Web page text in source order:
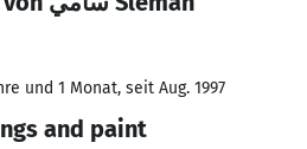
und 1 Monat, seit Aug. 1997
and paint